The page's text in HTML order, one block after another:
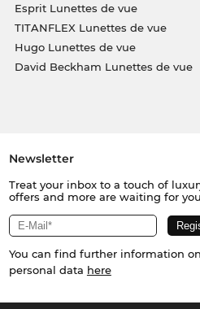
Esprit Lunettes de vue
TITANFLEX Lunettes de vue
Hugo Lunettes de vue
David Beckham Lunettes de vue
Newsletter
Treat your inbox to a touch of
offers and more are waiting for
You can find further information
personal data here